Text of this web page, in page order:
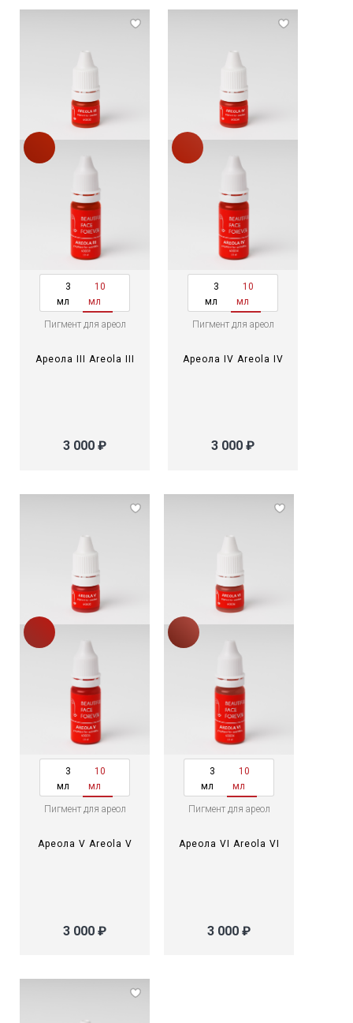
3
мл
10
мл
Пигмент для ареол
Ареола III Areola III
3 000 ₽
3
мл
10
мл
Пигмент для ареол
Ареола IV Areola IV
3 000 ₽
3
мл
10
мл
Пигмент для ареол
Ареола V Areola V
3 000 ₽
3
мл
10
мл
Пигмент для ареол
Ареола VI Areola VI
3 000 ₽